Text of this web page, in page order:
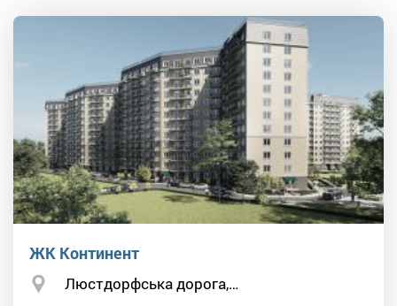
ЖК Континент
Люстдорфська дорога,…